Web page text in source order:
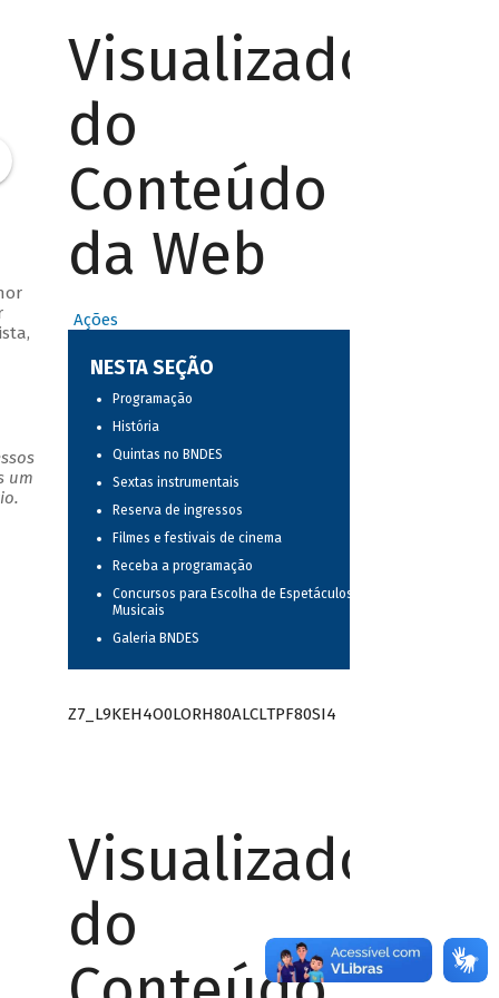
um
Visualizador
do
Conteúdo
da Web
Ações
NESTA SEÇÃO
Programação
História
Quintas no BNDES
Sextas instrumentais
Reserva de ingressos
Filmes e festivais de cinema
Receba a programação
Concursos para Escolha de Espetáculos
Musicais
Galeria BNDES
Z7_L9KEH4O0LORH80ALCLTPF80SI4
Visualizador
do